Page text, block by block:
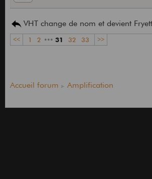
VHT change de nom et devient
<< 1 2 ••• 31 32 33 >>
Accueil forum Amplification